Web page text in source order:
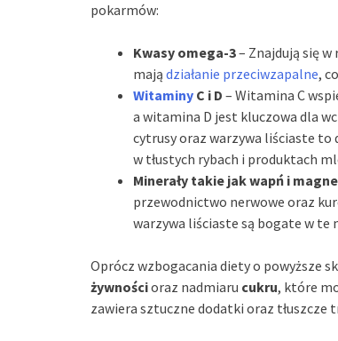
pokarmów:
Kwasy omega-3– Znajdują się w
mają działanie przeciwzapalne,
Witaminy C i D – Witamina C
a witamina D jest kluczowa dla
cytrusy oraz warzywa liściaste to
w tłustych rybach i produktach
Minerały takie jak wapń i
przewodnictwo nerwowe oraz
warzywa liściaste są bogate w te
Oprócz wzbogacania diety o powyższe
żywnościoraz nadmiaru cukru, które
zawiera sztuczne dodatki oraz tłuszcze